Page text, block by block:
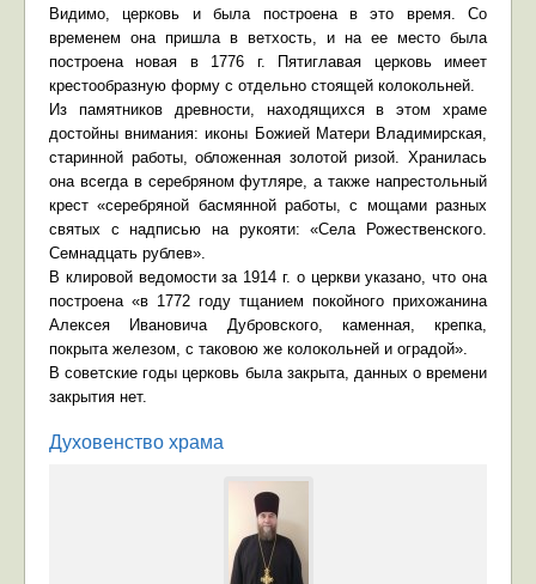
Видимо, церковь и была построена в это время. Со
временем она пришла в ветхость, и на ее место была
построена новая в 1776 г. Пятиглавая церковь имеет
крестообразную форму с отдельно стоящей колокольней.
Из памятников древности, находящихся в этом храме
достойны внимания: иконы Божией Матери Владимирская,
старинной работы, обложенная золотой ризой. Хранилась
она всегда в серебряном футляре, а также напрестольный
крест «серебряной басмянной работы, с мощами разных
святых с надписью на рукояти: «Села Рожественского.
Семнадцать рублев».
В клировой ведомости за 1914 г. о церкви указано, что она
построена «в 1772 году тщанием покойного прихожанина
Алексея Ивановича Дубровского, каменная, крепка,
покрыта железом, с таковою же колокольней и оградой».
В советские годы церковь была закрыта, данных о времени
закрытия нет.
Духовенство храма